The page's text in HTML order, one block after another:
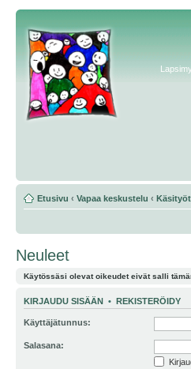
Etusivu ‹ Vapaa keskustelu ‹ Käsityöt
Neuleet
Käytössäsi olevat oikeudet eivät salli
KIRJAUDU SISÄÄN • REKISTERÖIDY
Käyttäjätunnus:
Salasana: